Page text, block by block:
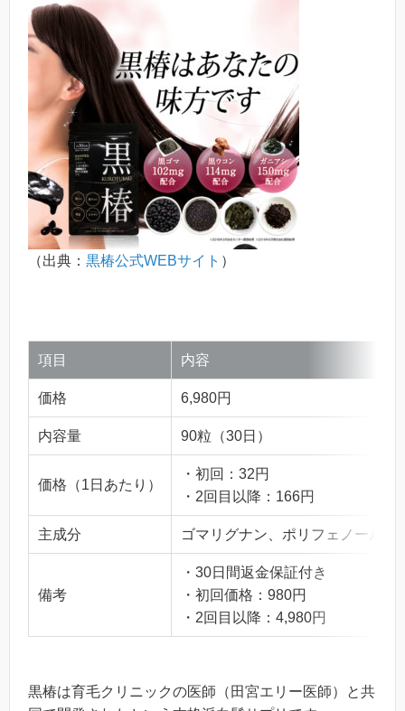
（出典： 黒椿公式WEBサイト ）
項目 内容
価格 6,980円
内容量 90粒（30日）
価格（1日あたり）
・初回：32円
・2回目以降：166円
主成分 ゴマリグナン、ポリフェノール、
備考
・30日間返金保証付き
・初回価格：980円
・2回目以降：4,980円
黒椿は育毛クリニックの医師（田宮エリー医師）と共